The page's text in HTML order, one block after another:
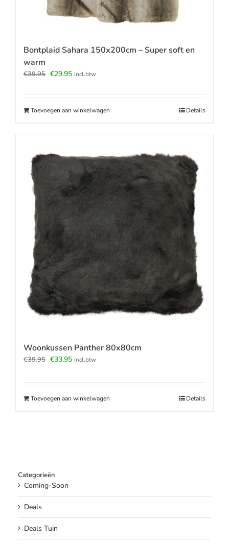
Bontplaid Sahara 150x200cm – Super soft en
warm
€39.95 Oorspronkelijke
€29.95Huidige
incl.btw
Toevoegen aan winkelwagen Details
Woonkussen Panther 80x80cm
€39.95 Oorspronkelijke
€33.95Huidige
incl.btw
Toevoegen aan winkelwagen Details
Categorieën
Coming-Soon
Deals
Deals Tuin